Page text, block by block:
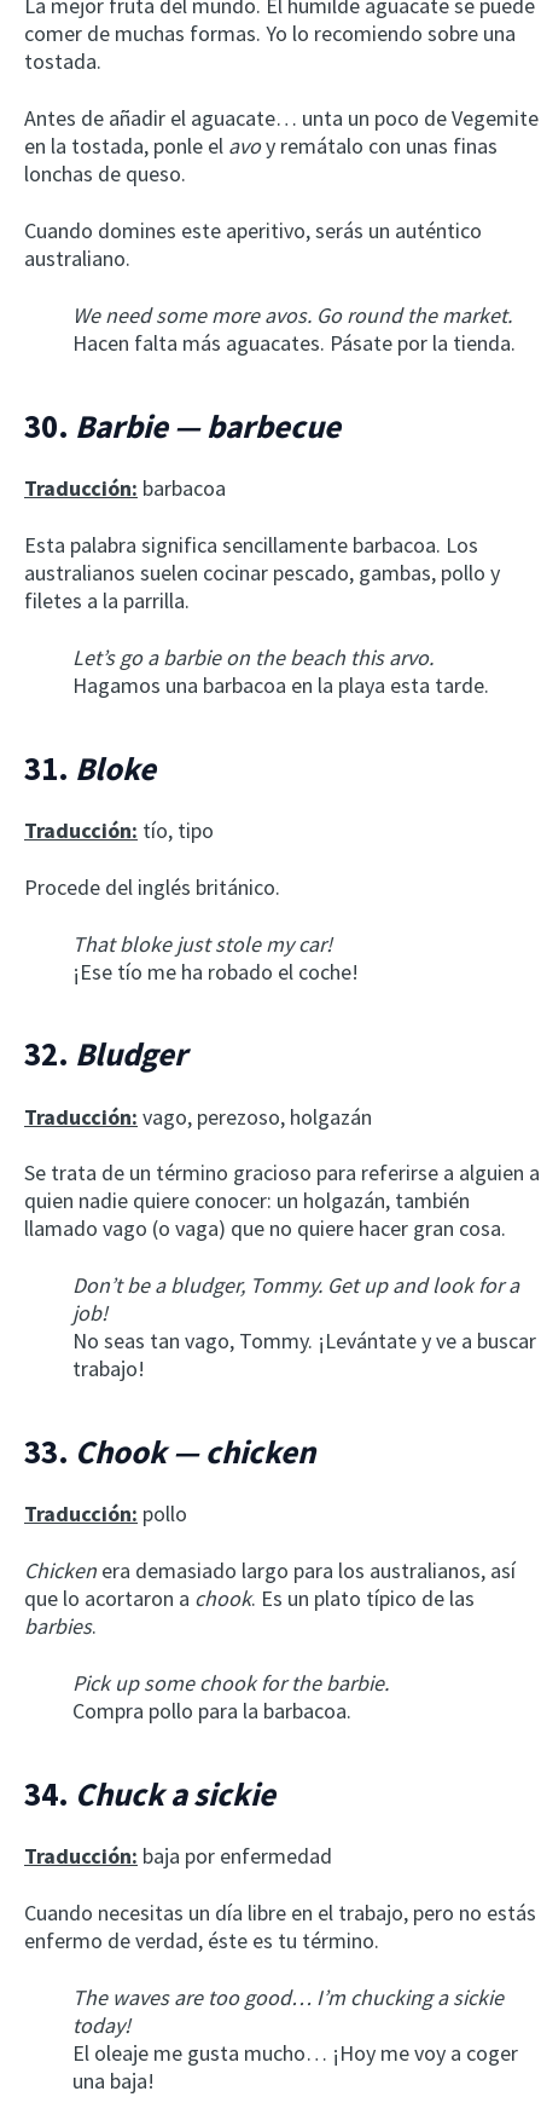
La mejor fruta del mundo. El humilde aguacate se puede
comer de muchas formas. Yo lo recomiendo sobre una
tostada.
Antes de añadir el aguacate… unta un poco de Vegemite
en la tostada, ponle el avoy remátalo con unas finas
lonchas de queso.
Cuando domines este aperitivo, serás un auténtico
australiano.
We need some more avos. Go round the market.
Hacen falta más aguacates. Pásate por la tienda.
30. Barbie — barbecue
Traducción: barbacoa
Esta palabra significa sencillamente barbacoa. Los
australianos suelen cocinar pescado, gambas, pollo y
filetes a la parrilla.
Let’s go a barbie on the beach this arvo.
Hagamos una barbacoa en la playa esta tarde.
31. Bloke
Traducción: tío, tipo
Procede del inglés británico.
That bloke just stole my car!
¡Ese tío me ha robado el coche!
32. Bludger
Traducción: vago, perezoso, holgazán
Se trata de un término gracioso para referirse a alguien a
quien nadie quiere conocer: un holgazán, también
llamado vago (o vaga) que no quiere hacer gran cosa.
Don’t be a bludger, Tommy. Get up and look for a
job!
No seas tan vago, Tommy. ¡Levántate y ve a buscar
trabajo!
33. Chook — chicken
Traducción: pollo
Chicken era demasiado largo para los australianos, así
que lo acortaron a chook. Es un plato típico de las
barbies.
Pick up some chook for the barbie.
Compra pollo para la barbacoa.
34. Chuck a sickie
Traducción: baja por enfermedad
Cuando necesitas un día libre en el trabajo, pero no estás
enfermo de verdad, éste es tu término.
The waves are too good… I’m chucking a sickie
today!
El oleaje me gusta mucho… ¡Hoy me voy a coger
una baja!